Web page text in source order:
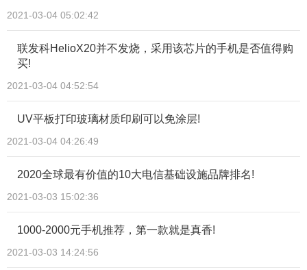
2021-03-04 05:02:42
联发科HelioX20并不发烧，采用该芯片的手机是否值得购
买!
2021-03-04 04:52:54
UV平板打印玻璃材质印刷可以免涂层!
2021-03-04 04:26:49
2020全球最有价值的10大电信基础设施品牌排名!
2021-03-03 15:02:36
1000-2000元手机推荐，第一款就是真香!
2021-03-03 14:24:56